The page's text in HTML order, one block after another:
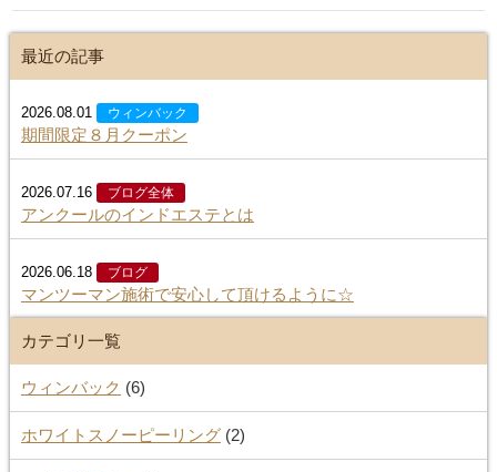
最近の記事
2026.08.01 ウィンバック
期間限定８月クーポン
2026.07.16 ブログ全体
アンクールのインドエステとは
2026.06.18 ブログ
マンツーマン施術で安心して頂けるように☆
カテゴリ一覧
ウィンバック (6)
ホワイトスノーピーリング(2)